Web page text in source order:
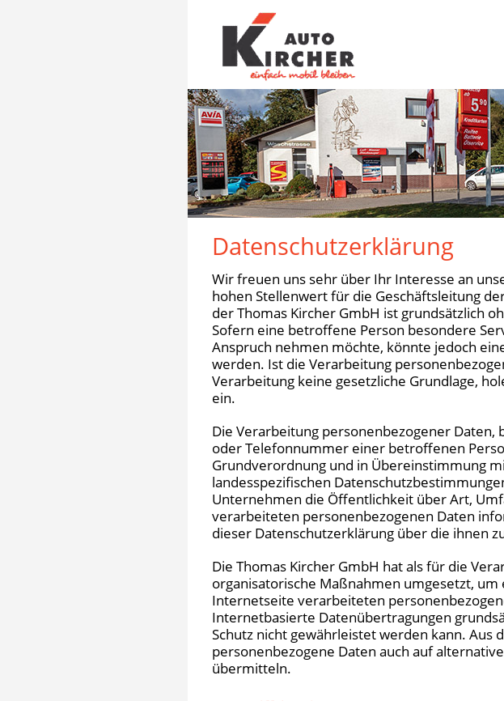
Datenschutzerklärung
Wir freuen uns sehr über Ihr Interesse an
hohen Stellenwert für die Geschäftsleitung
der Thomas Kircher GmbH ist grundsätzlich
Sofern eine betroffene Person besondere
Anspruch nehmen möchte, könnte jedoch
werden. Ist die Verarbeitung
Verarbeitung keine gesetzliche Grundlage,
ein.
Die Verarbeitung personenbezogener Daten,
oder Telefonnummer einer betroffenen
Grundverordnung und in Übereinstimmung
landesspezifischen
Unternehmen die Öffentlichkeit über Art,
verarbeiteten personenbezogenen Daten
dieser Datenschutzerklärung über die ihnen
Die Thomas Kircher GmbH hat als für die
organisatorische Maßnahmen umgesetzt,
Internetseite verarbeiteten
Internetbasierte Datenübertragungen
Schutz nicht gewährleistet werden kann.
personenbezogene Daten auch auf
übermitteln.